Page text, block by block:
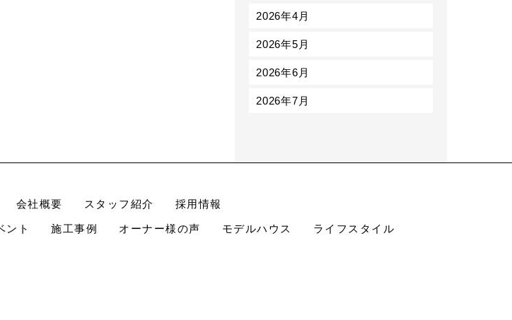
2026年4月
2026年5月
2026年6月
2026年7月
会社概要 スタッフ紹介
採用情報
ント 施工事例 オーナー様の声 モデルハウス ライフスタイル